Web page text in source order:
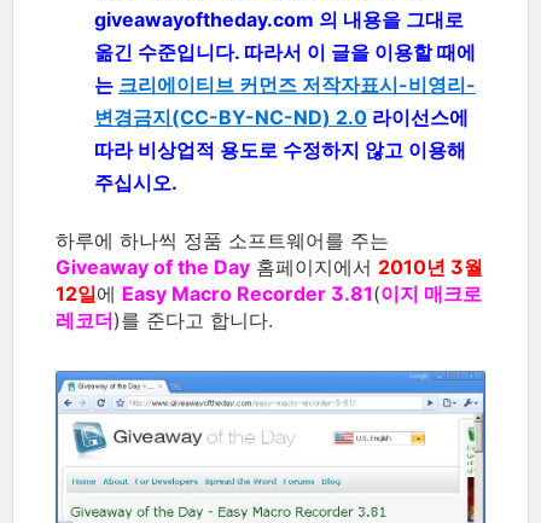
giveawayoftheday.com 의 내용을 그대로
옮긴 수준입니다. 따라서 이 글을 이용할 때에
는 크리에이티브 커먼즈 저작자표시-비영리-
변경금지(CC-BY-NC-ND) 2.0 라이선스에
따라 비상업적 용도로 수정하지 않고 이용해
주십시오.
하루에 하나씩 정품 소프트웨어를 주는
Giveaway of the Day 홈페이지에서 2010년 3월
12일에 Easy Macro Recorder 3.81(이지 매크로
레코더)를 준다고 합니다.